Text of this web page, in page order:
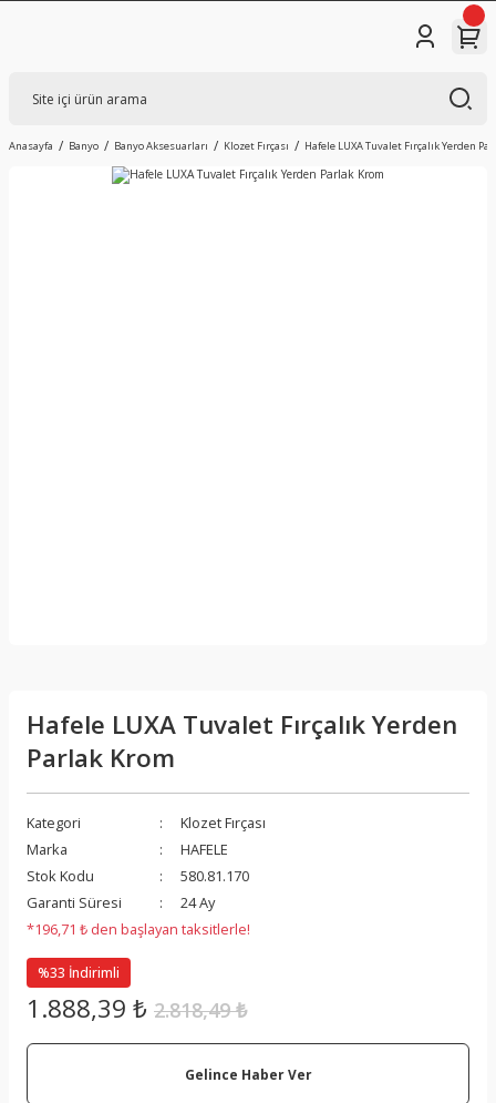
Anasayfa Banyo Banyo Aksesuarları Klozet Fırçası Hafele LUXA Tuvalet Fırçalık Yerden
Hafele LUXA Tuvalet Fırçalık Yerden
Parlak Krom
Kategori
Klozet Fırçası
Marka
HAFELE
Stok Kodu
580.81.170
Garanti Süresi
24 Ay
*196,71 ₺ den başlayan taksitlerle!
%33 İndirimli
1.888,39 ₺ 2.818,49 ₺
Gelince Haber Ver